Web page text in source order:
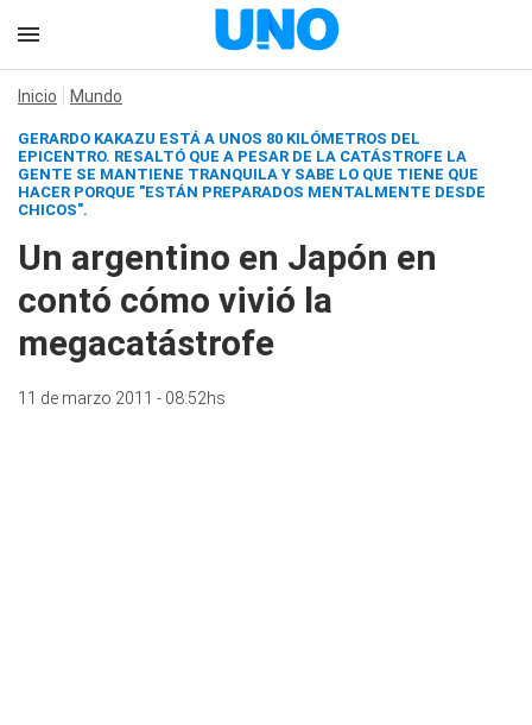
Inicio Mundo
GERARDO KAKAZU ESTÁ A UNOS 80 KILÓMETROS DEL
EPICENTRO. RESALTÓ QUE A PESAR DE LA CATÁSTROFE LA
GENTE SE MANTIENE TRANQUILA Y SABE LO QUE TIENE QUE
HACER PORQUE "ESTÁN PREPARADOS MENTALMENTE DESDE
CHICOS".
Un argentino en Japón en
contó cómo vivió la
megacatástrofe
11 de marzo 2011 - 08:52hs